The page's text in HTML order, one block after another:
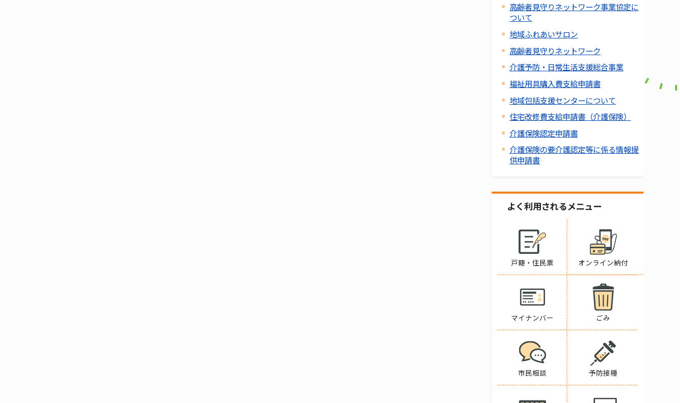
高齢者見守りネットワーク事業協定に
ついて
地域ふれあいサロン
高齢者見守りネットワーク
介護予防・日常生活支援総合事業
福祉用具購入費支給申請書
地域包括支援センターについて
住宅改修費支給申請書（介護保険）
介護保険認定申請書
介護保険の要介護認定等に係る情報提
供申請書
よく利用されるメニュー
戸籍・住民票 オンライン納付
マイナンバー ごみ
市民相談 予防接種